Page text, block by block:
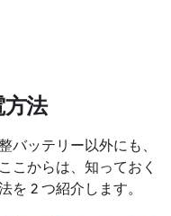
法
バッテリー以外にも、
こからは、知っておく
を 2 つ紹介します。